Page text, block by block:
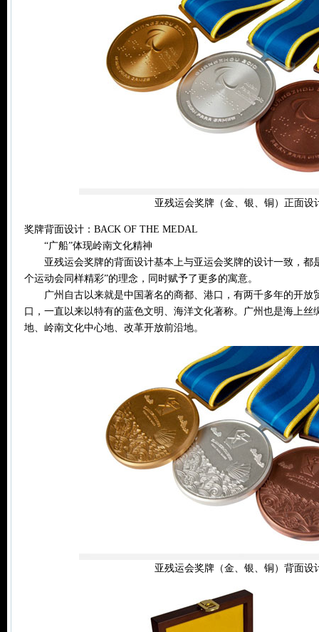
亚残运会奖牌（金、银、铜）正面设
奖牌背面设计：BACK OF THE MEDAL
“广船”体现岭南文化精神
亚残运会奖牌的背面设计基本上与亚运会奖牌的设计一致，都
个运动会同样精彩”的理念，同时赋予了更多的寓意。
广州自古以来就是中国著名的商都、港口，有两千多年的开放
口，一直以来以特有的蓝色文明、海洋文化著称。广州也是海上丝
地、岭南文化中心地、改革开放前沿地。
亚残运会奖牌（金、银、铜）背面设